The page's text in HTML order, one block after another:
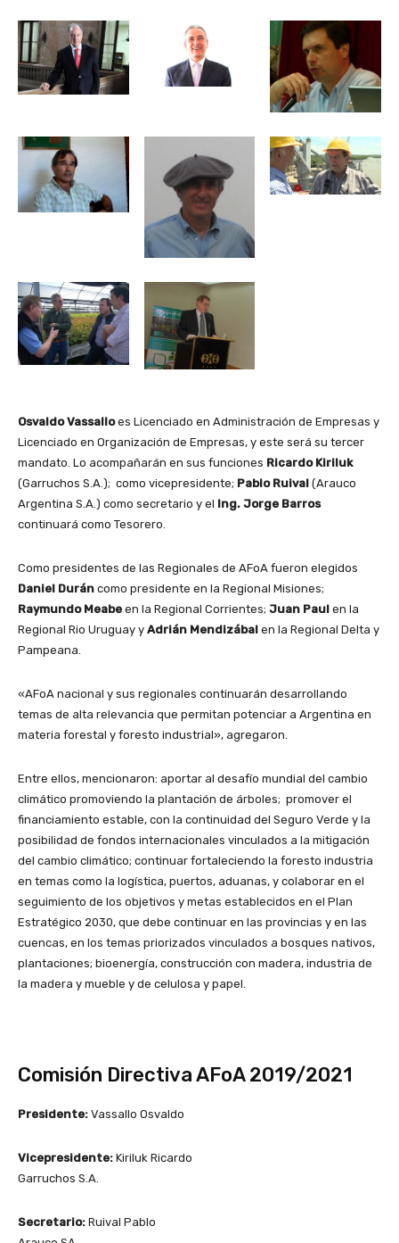
Osvaldo Vassalloes Licenciado en Administración de Empresas y
Licenciado en Organización de Empresas, y este será su tercer
mandato. Lo acompañarán en sus funciones Ricardo Kiriluk
(Garruchos S.A.); como vicepresidente; Pablo Ruival (Arauco
Argentina S.A.) como secretario y el Ing. Jorge Barros
continuará como Tesorero.
Como presidentes de las Regionales de AFoA fueron elegidos
Daniel Durán como presidente en la Regional Misiones;
Raymundo Meabe en la Regional Corrientes; Juan Paul en la
Regional Rio Uruguay y Adrián Mendizábal en la Regional Delta y
Pampeana.
«AFoA nacional y sus regionales continuarán desarrollando
temas de alta relevancia que permitan potenciar a Argentina en
materia forestal y foresto industrial», agregaron.
Entre ellos, mencionaron: aportar al desafío mundial del cambio
climático promoviendo la plantación de árboles; promover el
financiamiento estable, con la continuidad del Seguro Verde y la
posibilidad de fondos internacionales vinculados a la mitigación
del cambio climático; continuar fortaleciendo la foresto industria
en temas como la logística, puertos, aduanas, y colaborar en el
seguimiento de los objetivos y metas establecidos en el Plan
Estratégico 2030, que debe continuar en las provincias y en las
cuencas, en los temas priorizados vinculados a bosques nativos,
plantaciones; bioenergía, construcción con madera, industria de
la madera y mueble y de celulosa y papel.
Comisión Directiva AFoA 2019/2021
Presidente: Vassallo Osvaldo
Vicepresidente: Kiriluk Ricardo
Garruchos S.A.
Secretario: Ruival Pablo